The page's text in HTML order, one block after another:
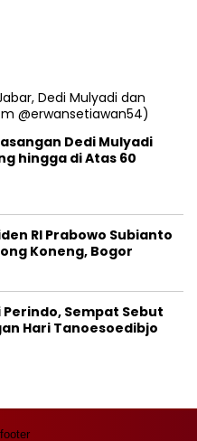
Dedi Mulyadi
hingga di Atas 60
RI Prabowo Subianto
Koneng, Bogor
Sempat Sebut
Hari Tanoesoedibjo